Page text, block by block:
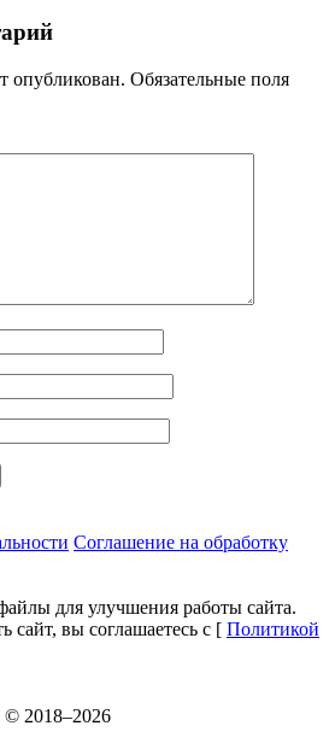
опубликован. Обязательные поля
Соглашение на обработку
для улучшения работы сайта.
сайт, вы соглашаетесь с [ Политикой
© 2018–2026